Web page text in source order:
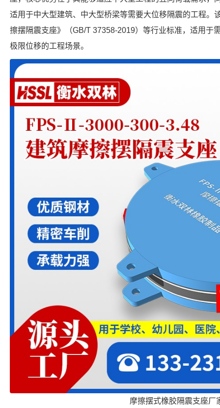
适用于中大型建筑、中大型桥梁等需要大位移隔震的工程。
擦摆隔震支座》（GB/T 37358-2019）等行业标准，适用于
极限位移的工程场景。
摩擦摆式橡胶隔震支座厂